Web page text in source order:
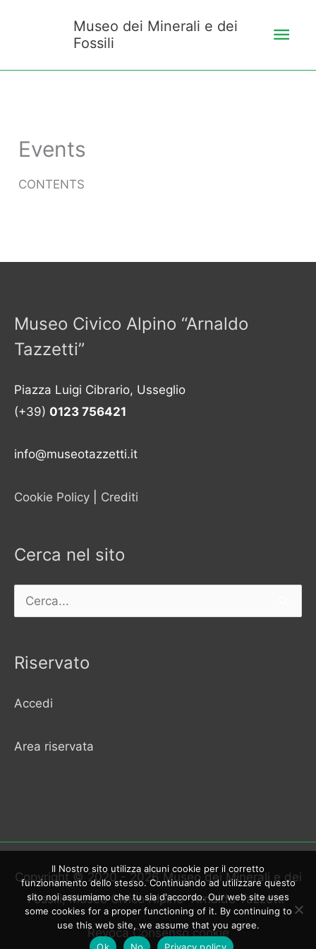
Museo dei Minerali e dei
Fossili
Events
CONTENTS
Museo Civico Alpino “Arnaldo
Tazzetti”
Piazza Luigi Cibrario, Usseglio
(+39) 0123 756421
info@museotazzetti.it
Cookie Policy Crediti
Cerca nel sito
Cerca:
Riservato
Accedi
Area riservata
Copyright © 2020 - 2026Museo dei Minerali e dei
Fossili, Museo Civico Alpino "Arnaldo Tazzetti"
Revoca Consenso cookie
Il Nostro sito utilizza alcuni cookie per il corretto
funzionamento dello stesso. Continuando ad utilizzare questo
sito noi assumiamo che tu sia d'accordo. Our web site uses
some cookies for a proper functioning of it. By continuing to
use this web site, we assume that you agree.
Ok
No Privacy policy